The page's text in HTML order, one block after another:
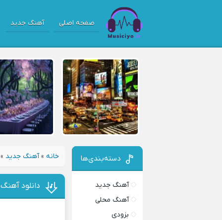
صفحه اصلی آهنگ جدید
خانه »آهنگ جدید
دانلود
دسته‌بندی‌ها
آهنگ جدید
آهنگ محلی
بزودی